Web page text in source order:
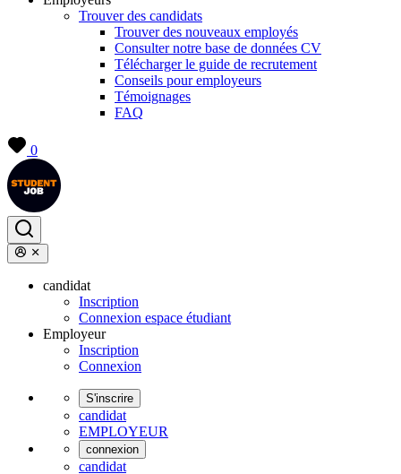
Trouver des candidats
Trouver des nouveaux employés
Consulter notre base de données CV
Télécharger le guide de recrutement
Conseils pour employeurs
Témoignages
FAQ
0
candidat
Inscription
Connexion espace étudiant
Employeur
Inscription
Connexion
S'inscrire
candidat
EMPLOYEUR
connexion
candidat